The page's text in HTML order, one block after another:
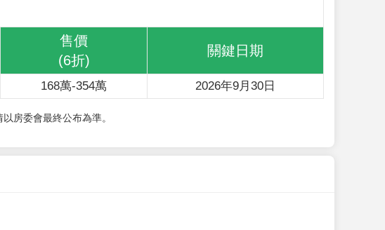
售價
(6折)
關鍵日期
168萬-354萬 2026年9月30日
房委會最終公布為準。